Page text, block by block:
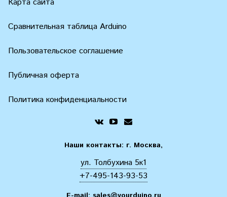
Сравнительная таблица Arduino
Пользовательское соглашение
Публичная оферта
Политика конфиденциальности
Наши контакты: г. Москва,
ул. Толбухина 5к1
+7-495-143-93-53